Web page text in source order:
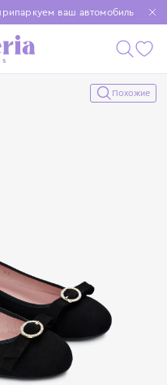
ваш автомобиль
от 15 000 ₽
были еще удобнее
Похожие